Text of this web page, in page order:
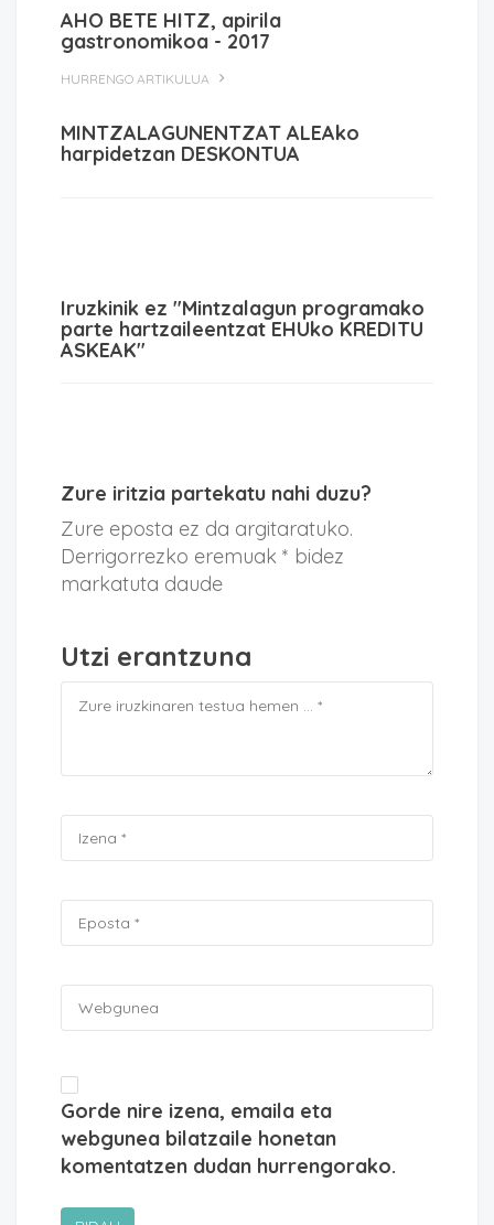
AHO BETE HITZ, apirila
gastronomikoa - 2017
HURRENGO ARTIKULUA
MINTZALAGUNENTZAT ALEAko
harpidetzan DESKONTUA
Iruzkinik ez "Mintzalagun programako
parte hartzaileentzat EHUko KREDITU
ASKEAK"
Zure iritzia partekatu nahi duzu?
Zure eposta ez da argitaratuko.
Derrigorrezko eremuak * bidez
markatuta daude
Utzi erantzuna
Gorde nire izena, emaila eta
webgunea bilatzaile honetan
komentatzen dudan hurrengorako.